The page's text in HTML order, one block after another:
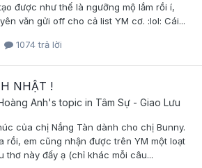
được như thế là ngưỡng mộ lắm rồi í,
văn gửi off cho cả list YM cơ. :lol: Cái...
1074 trả lời
NHẬT !
Anh's topic in Tâm Sự - Giao Lưu
của chị Nắng Tàn dành cho chị Bunny.
rồi, em cũng nhận được trên YM một loạt
thơ này đấy ạ (chỉ khác mỗi câu...